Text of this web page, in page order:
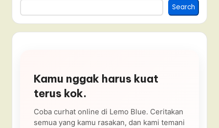
Search
Kamu nggak harus kuat
terus kok.
Coba curhat online di Lemo Blue. Ceritakan
semua yang kamu rasakan, dan kami temani